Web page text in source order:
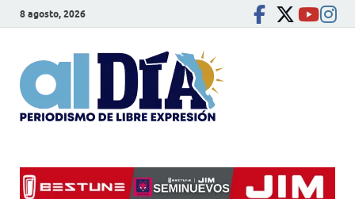
8 agosto, 2026